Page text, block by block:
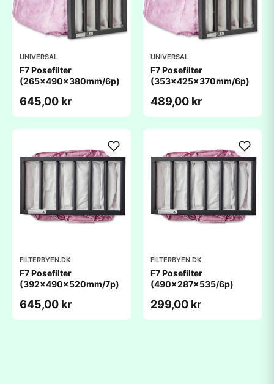
UNIVERSAL
F7 Posefilter
(265x490x380mm/6p)
645,00 kr
UNIVERSAL
F7 Posefilter
(353x425x370mm/6p)
489,00 kr
FILTERBYEN.DK
F7 Posefilter
(392x490x520mm/7p)
645,00 kr
FILTERBYEN.DK
F7 Posefilter
(490x287x535/6p)
299,00 kr